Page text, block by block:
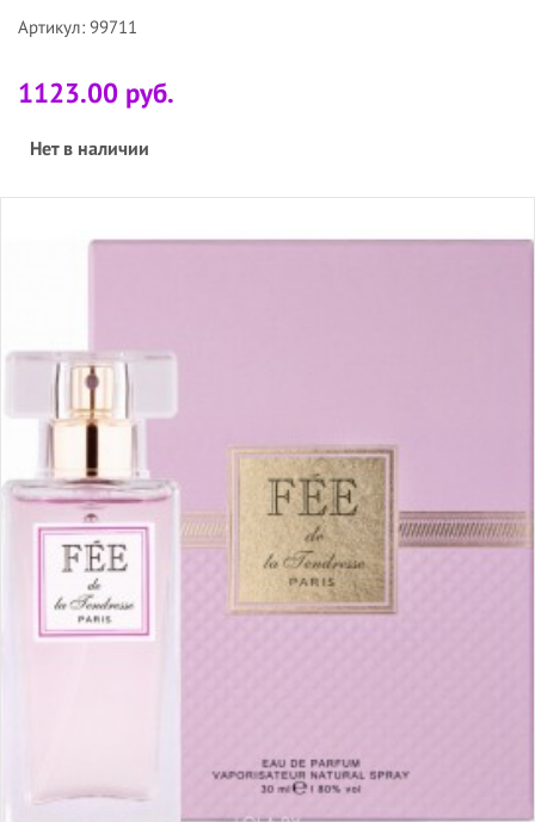
Артикул: 99711
1123.00 руб.
Нет в наличии